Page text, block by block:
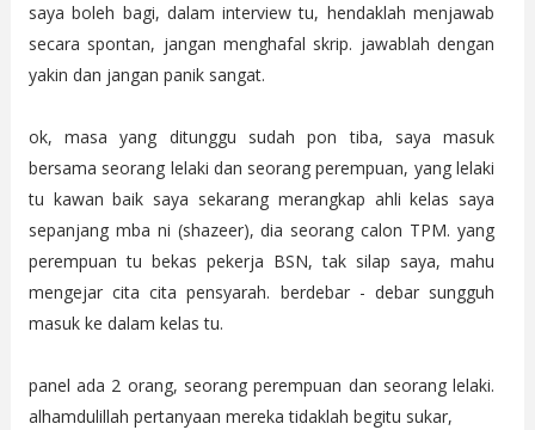
saya boleh bagi, dalam interview tu, hendaklah menjawab
secara spontan, jangan menghafal skrip. jawablah dengan
yakin dan jangan panik sangat.
ok, masa yang ditunggu sudah pon tiba, saya masuk
bersama seorang lelaki dan seorang perempuan, yang lelaki
tu kawan baik saya sekarang merangkap ahli kelas saya
sepanjang mba ni (shazeer), dia seorang calon TPM. yang
perempuan tu bekas pekerja BSN, tak silap saya, mahu
mengejar cita cita pensyarah. berdebar - debar sungguh
masuk ke dalam kelas tu.
panel ada 2 orang, seorang perempuan dan seorang lelaki.
alhamdulillah pertanyaan mereka tidaklah begitu sukar,